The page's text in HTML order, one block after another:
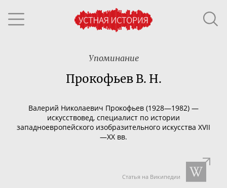
Упоминание
Прокофьев В. Н.
Валерий Николаевич Прокофьев (1928—1982) —
искусствовед, специалист по истории
западноевропейского изобразительного искусства XVII
—XX вв.
Статья на Википедии